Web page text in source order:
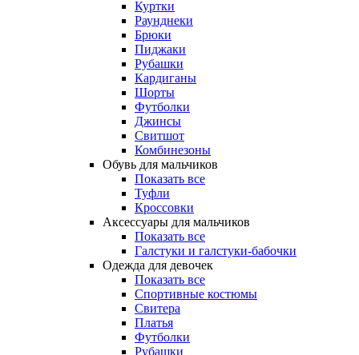
Куртки
Раунднеки
Брюки
Пиджаки
Рубашки
Кардиганы
Шорты
Футболки
Джинсы
Свитшот
Комбинезоны
Обувь для мальчиков
Показать все
Туфли
Кроссовки
Аксессуары для мальчиков
Показать все
Галстуки и галстуки-бабочки
Одежда для девочек
Показать все
Спортивные костюмы
Свитера
Платья
Футболки
Рубашки